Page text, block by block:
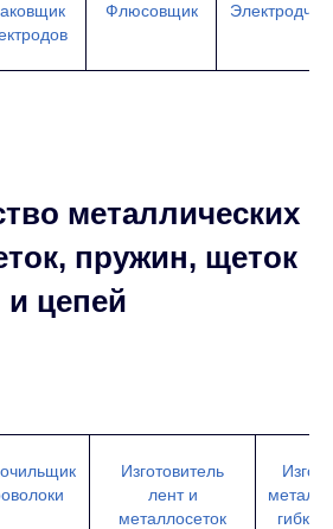
Флюсовщик Электродчик
металлических
пружин, щеток
и цепей
Изготовитель
лент и
металлосеток